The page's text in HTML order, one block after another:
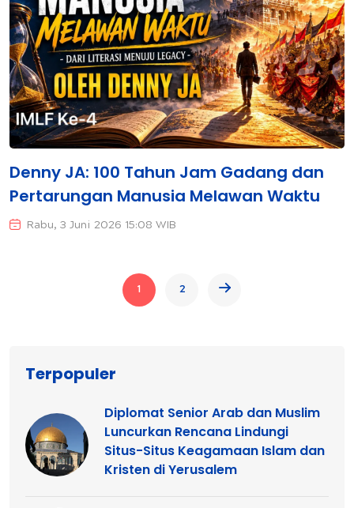
Denny JA: 100 Tahun Jam Gadang dan
Pertarungan Manusia Melawan Waktu
Rabu, 3 Juni 2026 15:08 WIB
1 2
Terpopuler
Diplomat Senior Arab dan Muslim
Luncurkan Rencana Lindungi
Situs-Situs Keagamaan Islam dan
Kristen di Yerusalem